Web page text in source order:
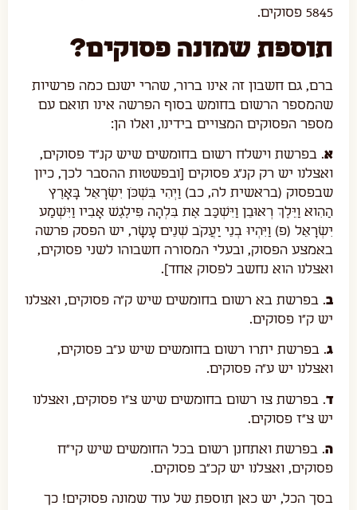
5845 פסוקים.
תוספת שמונה פסוקים?
ברם, גם חשבון זה אינו ברור, שהרי ישנם כמה פרשיות
שהמספר הרשום בחומש בסוף הפרשה אינו תואם עם
מספר הפסוקים המצויים בידינו, ואלו הן:
א. בפרשת וישלח רשום בחומשים שיש קנ"ד פסוקים,
ואצלנו יש רק קנ"ג פסוקים [ובפשטות ההסבר לכך, כיון
שבפסוק (בראשית לה, כב) וַיְהִי בִּשְׁכֹּן יִשְׂרָאֵל בָּאָרֶץ
הַהִוא וַיֵּלֶךְ רְאוּבֵן וַיִּשְׁכַּב אֶת בִּלְהָה פִּילֶגֶשׁ אָבִיו וַיִּשְׁמַע
יִשְׂרָאֵל (פ) וַיִּהְיוּ בְנֵי יַעֲקֹב שְׁנֵים עָשָׂר, יש הפסק פרשה
באמצע הפסוק, ובעלי המסורה חשבוהו לשני פסוקים,
ואצלנו הוא נחשב לפסוק אחד].
ב. בפרשת בא רשום בחומשים שיש ק"ה פסוקים, ואצלנו
יש ק"ו פסוקים.
ג. בפרשת יתרו רשום בחומשים שיש ע"ב פסוקים,
ואצלנו יש ע"ה פסוקים.
ד. בפרשת צו רשום בחומשים שיש צ"ו פסוקים, ואצלנו
יש צ"ז פסוקים.
ה. בפרשת ואתחנן רשום בכל החומשים שיש קי"ח
פסוקים, ואצלנו יש קכ"ב פסוקים.
בסך הכל, יש כאן תוספת של עוד שמונה פסוקים! כך